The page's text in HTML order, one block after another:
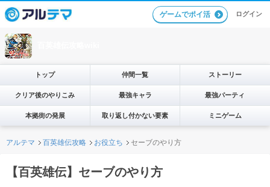
ゲームでポイ活 ログイン
トップ 仲間一覧 ストーリー
クリア後のやりこみ 最強キャラ 最強パーティ
本拠街の発展 取り返し付かない要素 ミニゲーム
アルテマ 百英雄伝攻略 お役立ち セーブのやり方
【百英雄伝】セーブのやり方